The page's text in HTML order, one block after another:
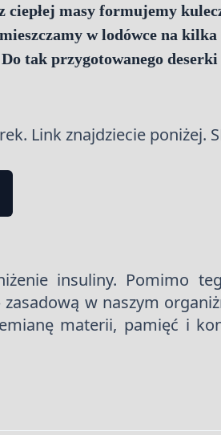
ciepłej masy formujemy
w lodówce na
tak przygotowanego
Link znajdziecie poniżej.
insuliny. Pomimo
w naszym
materii, pamięć i